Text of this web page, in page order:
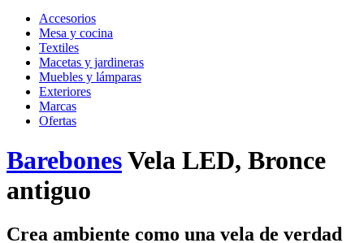
Accesorios
Mesa y cocina
Textiles
Macetas y jardineras
Muebles y lámparas
Exteriores
Marcas
Ofertas
BarebonesVela LED, Bronce
antiguo
Crea ambiente como una vela de verdad